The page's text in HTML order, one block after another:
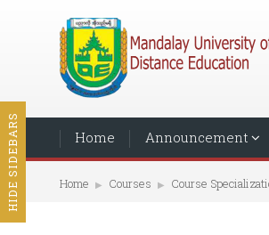
Home Announcement
Home ▶︎ Courses ▶︎ Course
HIDE SIDEBARS